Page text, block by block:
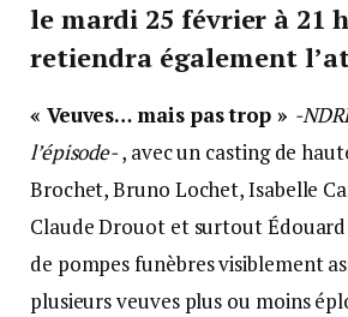
le mardi 25 février à 21
retiendra également
« Veuves… mais pas trop » -
l’épisode-, avec un casting de
Brochet, Bruno Lochet, Isabelle
Claude Drouot et surtout
de pompes funèbres visiblement
plusieurs veuves plus ou moins